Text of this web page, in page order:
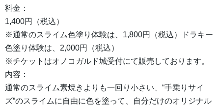
料金：
1,400円（税込）
※通常のスライム色塗り体験は、1,800円（税込）ドラキー
色塗り体験は、2,000円（税込）
※チケットはオノコガルド城受付にて販売しております。
内容：
通常のスライム素焼きよりも一回り小さい、“手乗りサイ
ズ”のスライムに自由に色を塗って、自分だけのオリジナル